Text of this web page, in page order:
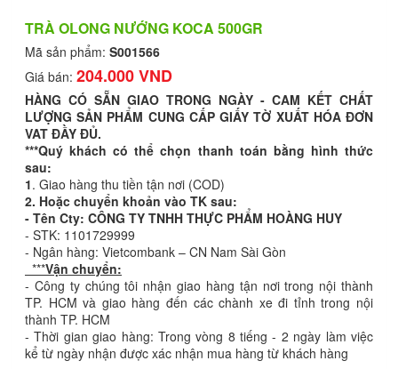
TRÀ OLONG NƯỚNG KOCA 500GR
Mã sản phẩm: S001566
Giá bán: 204.000 VND
HÀNG CÓ SẴN GIAO TRONG NGÀY - CAM KẾT CHẤT
LƯỢNG SẢN PHẨM CUNG CẤP GIẤY TỜ XUẤT HÓA ĐƠN
VAT ĐẦY ĐỦ.
***Quý khách có thể chọn thanh toán bằng hình thức
sau:
1. Giao hàng thu tiền tận nơi (COD)
2. Hoặc chuyển khoản vào TK sau:
- Tên Cty: CÔNG TY TNHH THỰC PHẨM HOÀNG HUY
- STK: 1101729999
- Ngân hàng: Vietcombank – CN Nam Sài Gòn
***Vận chuyển:
- Công ty chúng tôi nhận giao hàng tận nơi trong nội thành
TP. HCM và giao hàng đến các chành xe đi tỉnh trong nội
thành TP. HCM
- Thời gian giao hàng: Trong vòng 8 tiếng - 2 ngày làm việc
kể từ ngày nhận được xác nhận mua hàng từ khách hàng